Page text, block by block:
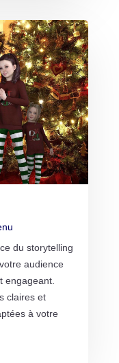
du storytelling
audience
engageant.
claires et
à votre